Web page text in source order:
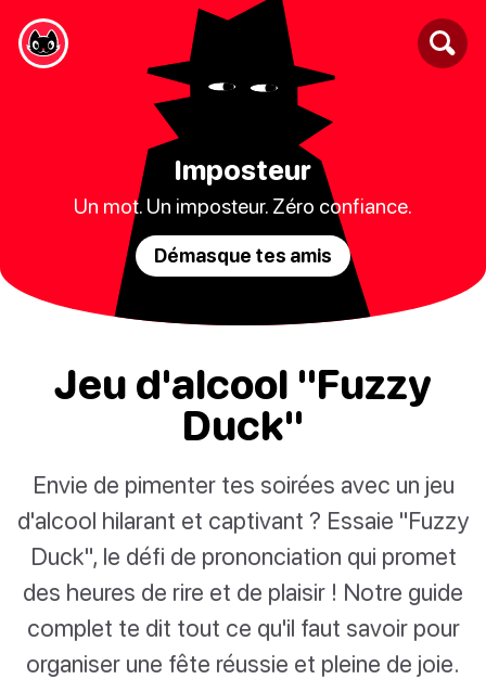
Imposteur
Un mot. Un imposteur. Zéro confiance.
Démasque tes amis
Jeu d'alcool "Fuzzy
Duck"
Envie de pimenter tes soirées avec un jeu
d'alcool hilarant et captivant ? Essaie "Fuzzy
Duck", le défi de prononciation qui promet
des heures de rire et de plaisir ! Notre guide
complet te dit tout ce qu'il faut savoir pour
organiser une fête réussie et pleine de joie.